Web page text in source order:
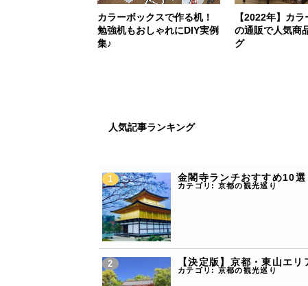
カラーボックスで作る机！
勉強机もおしゃれにDIY実例
集♪
【2022年】カ
の通販で人気商
グ
人気記事ランキング
金閣寺ランチおすすめ10
カテゴリ: 京都の観光巡り
【決定版】京都・東山エ
カテゴリ: 京都の観光巡り